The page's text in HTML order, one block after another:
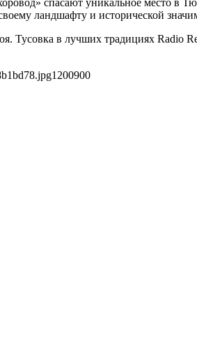
спасают уникальное место в
ландшафту и исторической
Тусовка в лучших традициях Radio
1200900